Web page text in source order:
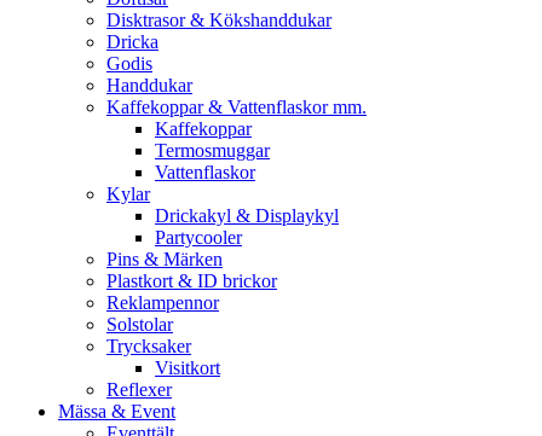
Disktrasor & Kökshanddukar
Dricka
Godis
Handdukar
Kaffekoppar & Vattenflaskor mm.
Kaffekoppar
Termosmuggar
Vattenflaskor
Kylar
Drickakyl & Displaykyl
Partycooler
Pins & Märken
Plastkort & ID brickor
Reklampennor
Solstolar
Trycksaker
Visitkort
Reflexer
Mässa & Event